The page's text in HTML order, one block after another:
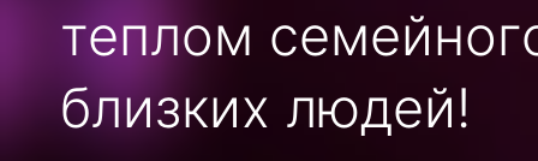
теплом
близких людей!